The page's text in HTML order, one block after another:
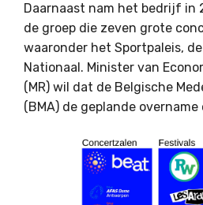
Daarnaast nam het bedrijf in
de groep die zeven grote
waaronder het Sportpaleis,
Nationaal. Minister van
(MR) wil dat de Belgische
(BMA) de geplande